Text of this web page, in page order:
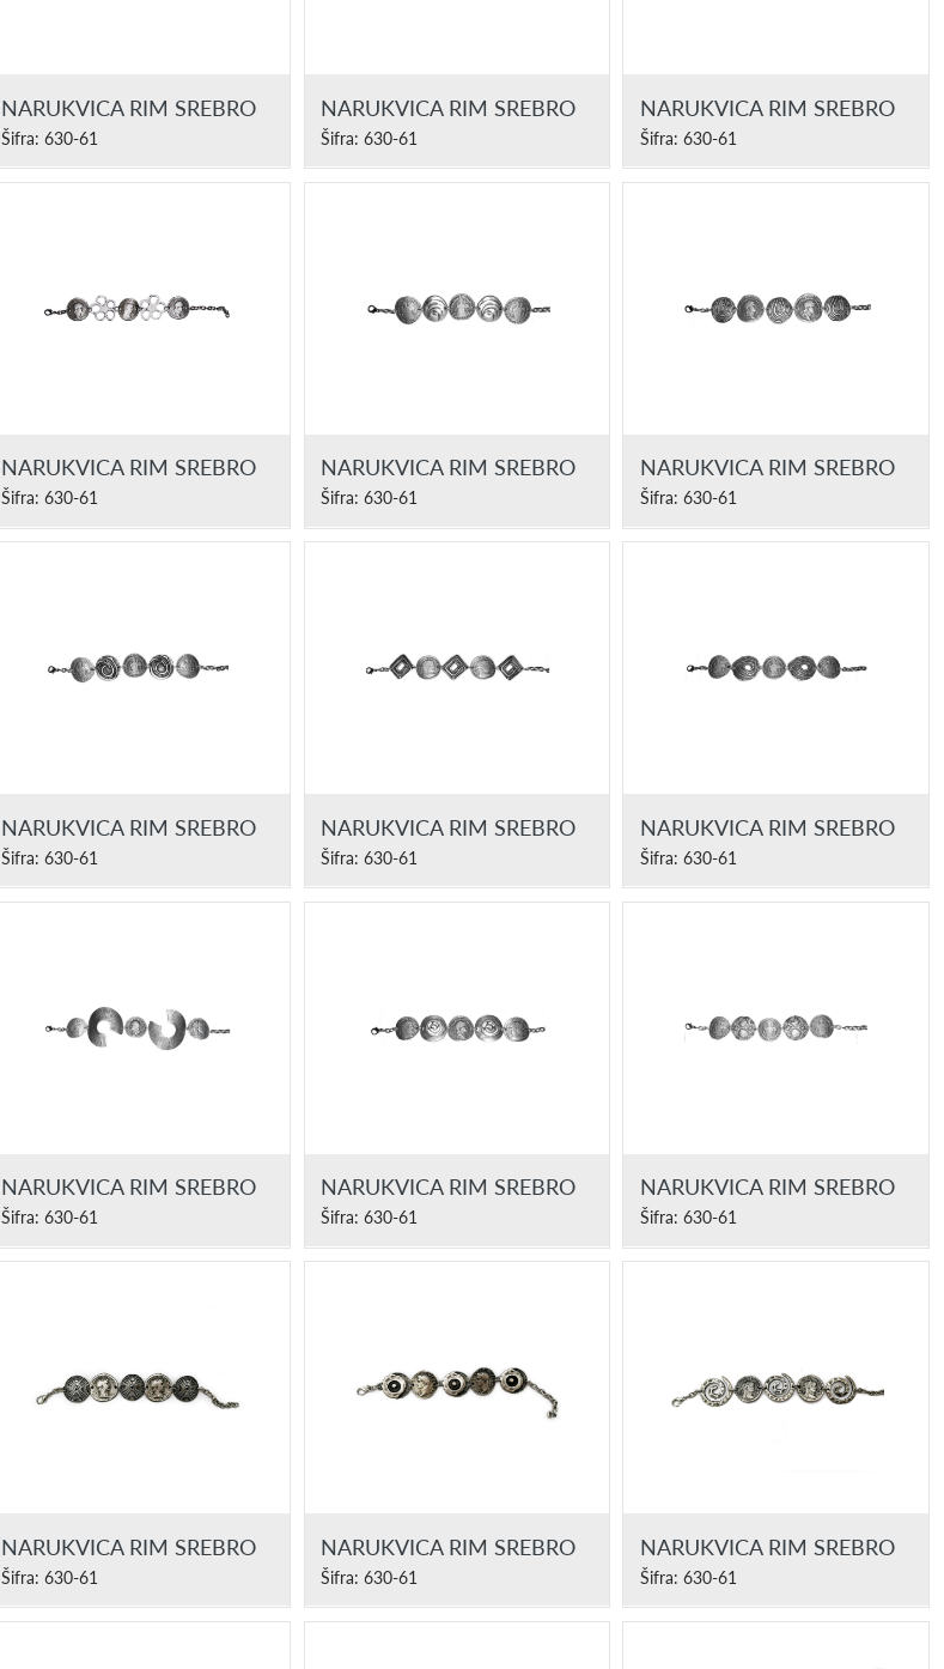
NARUKVICA RIM SREBRO
Šifra: 630-61
NARUKVICA RIM SREBRO
Šifra: 630-61
NARUKVICA RIM SREBRO
Šifra: 630-61
NARUKVICA RIM SREBRO
Šifra: 630-61
NARUKVICA RIM SREBRO
Šifra: 630-61
NARUKVICA RIM SREBRO
Šifra: 630-61
NARUKVICA RIM SREBRO
Šifra: 630-61
NARUKVICA RIM SREBRO
Šifra: 630-61
NARUKVICA RIM SREBRO
Šifra: 630-61
NARUKVICA RIM SREBRO
Šifra: 630-61
NARUKVICA RIM SREBRO
Šifra: 630-61
NARUKVICA RIM SREBRO
Šifra: 630-61
NARUKVICA RIM SREBRO
Šifra: 630-61
NARUKVICA RIM SREBRO
Šifra: 630-61
NARUKVICA RIM SREBRO
Šifra: 630-61